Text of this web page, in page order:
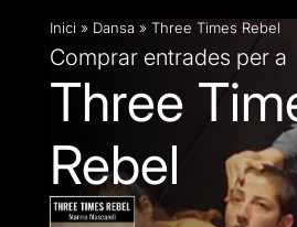
Inici » Dansa » Three Times Rebel
Comprar entrades per a
Three
Rebel